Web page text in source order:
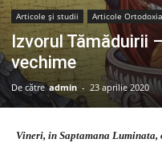
Articole şi studii Articole
Izvorul Tămăduirii
vechime
De către admin - 23 aprilie 2020
Vineri, in Saptamana